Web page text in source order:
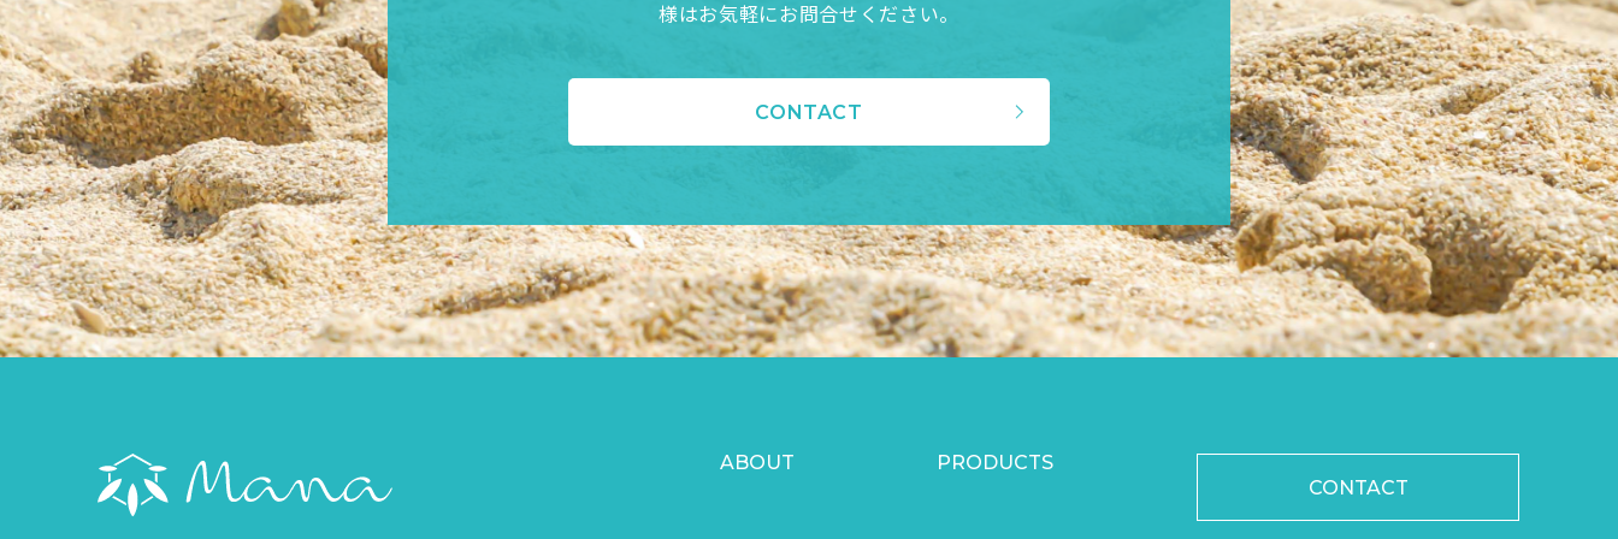
様はお気軽にお問合せください。
CONTACT
ABOUT
PRODUCTS
CONTACT